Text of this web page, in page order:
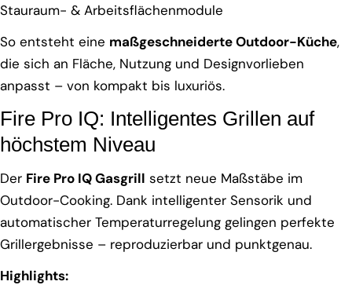
Stauraum- & Arbeitsflächenmodule
So entsteht eine maßgeschneiderte Outdoor-Küche,
die sich an Fläche, Nutzung und Designvorlieben
anpasst – von kompakt bis luxuriös.
Fire Pro IQ: Intelligentes Grillen auf
höchstem Niveau
Der Fire Pro IQ Gasgrill setzt neue Maßstäbe im
Outdoor-Cooking. Dank intelligenter Sensorik und
automatischer Temperaturregelung gelingen perfekte
Grillergebnisse – reproduzierbar und punktgenau.
Highlights: